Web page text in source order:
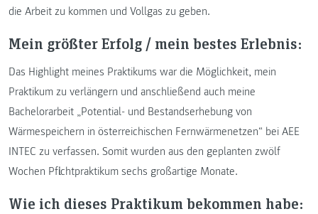
die Arbeit zu kommen und Vollgas zu geben.
Mein größter Erfolg / mein bestes Erlebnis:
Das Highlight meines Praktikums war die Möglichkeit, mein
Praktikum zu verlängern und anschließend auch meine
Bachelorarbeit „Potential- und Bestandserhebung von
Wärmespeichern in österreichischen Fernwärmenetzen“ bei AEE
INTEC zu verfassen. Somit wurden aus den geplanten zwölf
Wochen Pflichtpraktikum sechs großartige Monate.
Wie ich dieses Praktikum bekommen habe: